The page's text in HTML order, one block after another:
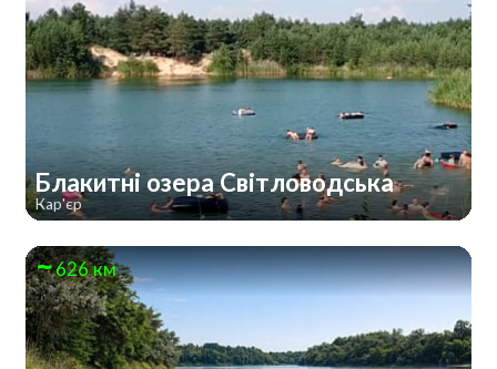
Блакитні озера Світловодська
Кар'єр
626 км